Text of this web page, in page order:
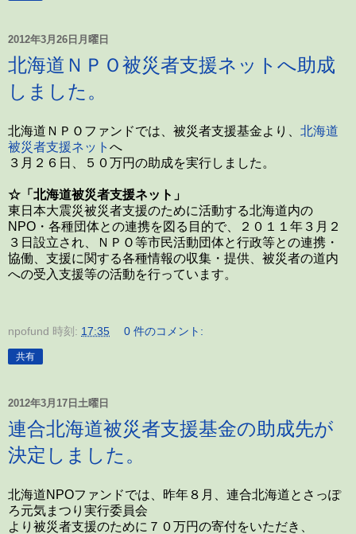
2012年3月26日月曜日
北海道ＮＰＯ被災者支援ネットへ助成
しました。
北海道ＮＰＯファンドでは、被災者支援基金より、 北海道
被災者支援ネット へ
３月２６日、５０万円の助成を実行しました。
☆「北海道被災者支援ネット」
東日本大震災被災者支援のために活動する北海道内の
NPO・各種団体との連携を図る目的で、２０１１年３月２
３日設立され、ＮＰＯ等市民活動団体と行政等との連携・
協働、支援に関する各種情報の収集・提供、被災者の道内
への受入支援等の活動を行っています。
npofund 時刻: 17:35 0 件のコメント:
共有
2012年3月17日土曜日
連合北海道被災者支援基金の助成先が
決定しました。
北海道NPOファンドでは、昨年８月、連合北海道とさっぽ
ろ元気まつり実行委員会
より被災者支援のために７０万円の寄付をいただき、